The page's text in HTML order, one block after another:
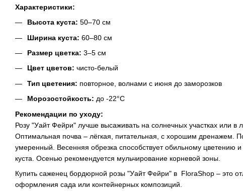
Характеристики:
Высота куста: 50–70 см
Ширина куста: 60–80 см
Размер цветка: 3–5 см
Цвет цветов: чисто-белый
Тип цветения: повторное, волнами с июня до заморозков
Морозостойкость: до -22°C
Рекомендации по уходу:
Розу "Уайт Фейри" лучше высаживать на солнечных участках или в
Оптимальная почва – лёгкая, питательная, с хорошим дренажем.
умеренный. Весенняя обрезка способствует обильному цветению
куста. Осенью рекомендуется мульчирование корневой зоны.
Купить саженец бордюрной розы "Уайт Фейри" в FloraShop – это
оформления сада или контейнерных композиций.